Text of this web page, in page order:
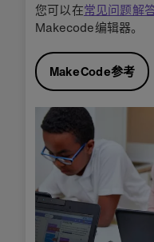
您可以在常见问题解
Makecode编辑器。
MakeCode参考